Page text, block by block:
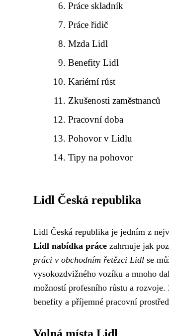
Práce skladník
Práce řidič
Mzda Lidl
Benefity Lidl
Kariérní růst
Zkušenosti zaměstnanců
Pracovní doba
Pohovor v Lidlu
Tipy na pohovor
Lidl Česká republika
Lidl Česká republika je jedním z
Lidl nabídka práce zahrnuje jak
práci v obchodním řetězci Lidl se
vysokozdvižného vozíku a mnoho
možností profesního růstu a
benefity a příjemné pracovní